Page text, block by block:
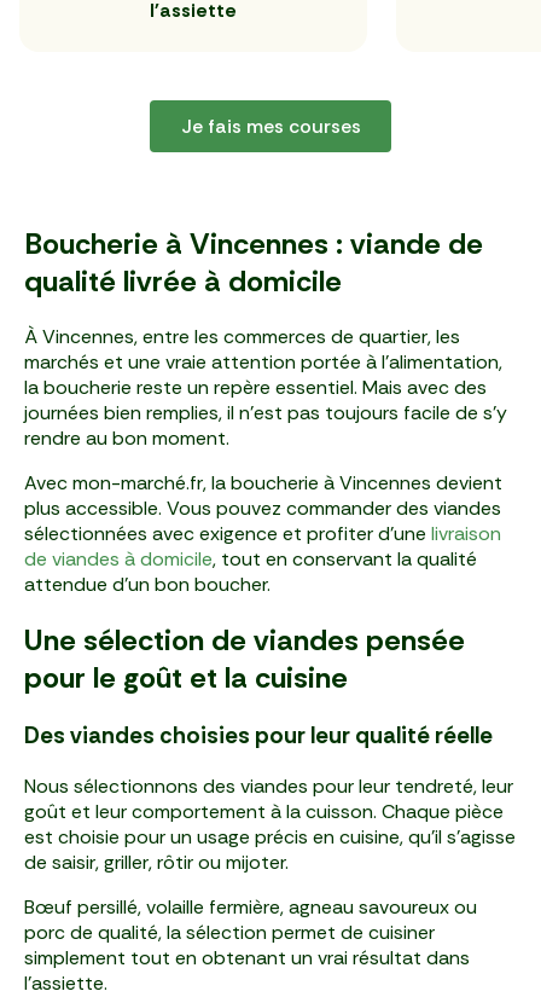
l'assiette
Je fais mes courses
Boucherie à Vincennes : viande de
qualité livrée à domicile
À Vincennes, entre les commerces de quartier, les
marchés et une vraie attention portée à l’alimentation,
la boucherie reste un repère essentiel. Mais avec des
journées bien remplies, il n’est pas toujours facile de s’y
rendre au bon moment.
Avec mon-marché.fr, la boucherie à Vincennes devient
plus accessible. Vous pouvez commander des viandes
sélectionnées avec exigence et profiter d’une livraison
de viandes à domicile, tout en conservant la qualité
attendue d’un bon boucher.
Une sélection de viandes pensée
pour le goût et la cuisine
Des viandes choisies pour leur qualité réelle
Nous sélectionnons des viandes pour leur tendreté, leur
goût et leur comportement à la cuisson. Chaque pièce
est choisie pour un usage précis en cuisine, qu’il s’agisse
de saisir, griller, rôtir ou mijoter.
Bœuf persillé, volaille fermière, agneau savoureux ou
porc de qualité, la sélection permet de cuisiner
simplement tout en obtenant un vrai résultat dans
l’assiette.